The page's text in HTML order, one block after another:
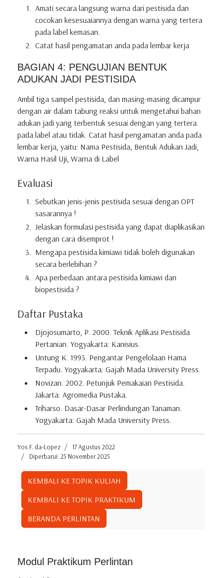
Amati secara langsung warna dari pestisida dan
cocokan kesesuaiannya dengan warna yang tertera
pada label kemasan.
Catat hasil pengamatan anda pada lembar kerja
BAGIAN 4: PENGUJIAN BENTUK
ADUKAN JADI PESTISIDA
Ambil tiga sampel pestisida, dan masing-masing dicampur
dengan air dalam tabung reaksi untuk mengetahui bahan
adukan jadi yang terbentuk sesuai dengan yang tertera
pada label atau tidak. Catat hasil pengamatan anda pada
lembar kerja, yaitu: Nama Pestisida, Bentuk Adukan Jadi,
Warna Hasil Uji, Warna di Label
Evaluasi
Sebutkan jenis-jenis pestisida sesuai dengan OPT
sasarannya !
Jelaskan formulasi pestisida yang dapat diaplikasikan
dengan cara disemprot !
Mengapa pestisida kimiawi tidak boleh digunakan
secara berlebihan ?
Apa perbedaan antara pestisida kimiawi dan
biopestisida ?
Daftar Pustaka
Djojosumarto, P. 2000. Teknik Aplikasi Pestisida
Pertanian. Yogyakarta: Kanisius.
Untung K. 1993. Pengantar Pengelolaan Hama
Terpadu. Yogyakarta: Gajah Mada University Press.
Novizan. 2002. Petunjuk Pemakaian Pestisida.
Jakarta: Agromedia Pustaka.
Triharso. Dasar-Dasar Perlindungan Tanaman.
Yogyakarta: Gajah Mada University Press.
Yos F. da-Lopez
17 Agustus 2022
Diperbarui: 25 November 2025
KEMBALI KE TOPIK KULIAH
KEMBALI KE TOPIK PRAKTIKUM
BERANDA PERLINTAN
Modul Praktikum Perlintan